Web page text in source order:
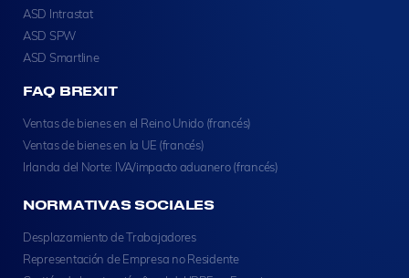
ASD Intrastat
ASD SPW
ASD Smartline
FAQ BREXIT
Ventas de bienes en el Reino Unido (francés)
Ventas de bienes en la UE (francés)
Irlanda del Norte: IVA/impacto aduanero (francés)
NORMATIVAS SOCIALES
Desplazamiento de Trabajadores
Representación de Empresa no Residente